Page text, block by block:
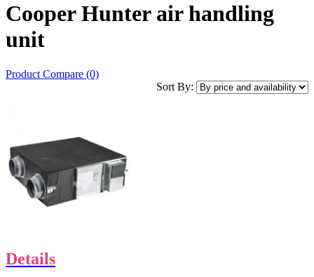
Cooper Hunter air handling
unit
Product Compare (0)
Sort By:
Details